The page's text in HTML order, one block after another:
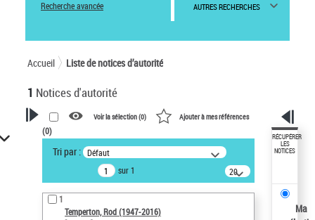
Recherche avancée AUTRES RECHERCHES
Accueil Liste de notices d’autorité
1 Notices d'autorité
VOTRE RECHERCHE
Recherche avancée dans les
notices d’autorité
Œuvres liées à l'auteur :
Temperton, Rod (1947-2016)
Voir la sélection (0) Ajouter à mes références
(0)
Tri par : Défaut
sur 1
20
résultats/page
1
Temperton, Rod (1947-2016)
RÉCUPÉRER
LES
NOTICES
Ma